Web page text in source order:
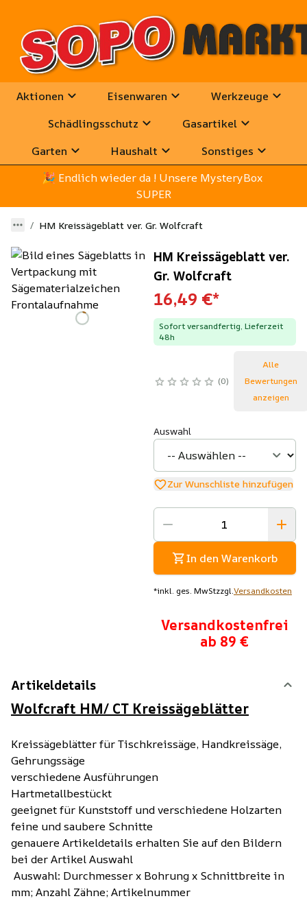
Aktionen Eisenwaren
Werkzeuge
Schädlingsschutz
Gasartikel
Garten
Haushalt
Sonstiges
🎉 Endlich wieder da ! Unsere MysteryBox
SUPER
HM Kreissägeblatt ver. Gr. Wolfcraft
HM Kreissägeblatt ver.
Gr. Wolfcraft
16,49 €*
Sofort versandfertig, Lieferzeit
48h
0
Alle
Bewertungen
anzeigen
Auswahl
Zur Wunschliste hinzufügen
In den Warenkorb
*inkl. ges. MwStzzgl.Versandkosten
Versandkostenfrei
ab 89 €
Artikeldetails
Wolfcraft HM/ CT Kreissägeblätter
Kreissägeblätter für Tischkreissäge, Handkreissäge,
Gehrungssäge
verschiedene Ausführungen
Hartmetallbestückt
geeignet für Kunststoff und verschiedene Holzarten
feine und saubere Schnitte
genauere Artikeldetails erhalten Sie auf den Bildern
bei der Artikel Auswahl
Auswahl: Durchmesser x Bohrung x Schnittbreite in
mm; Anzahl Zähne; Artikelnummer